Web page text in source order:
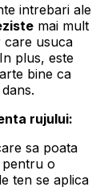
intrebari ale
mai mult
care usuca
plus, este
bine ca
rujului:
sa poata
pentru o
ten se aplica